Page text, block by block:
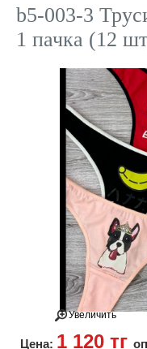
b5-003-3
1 пачка (12
Увеличить
Цена: 1 120 тг